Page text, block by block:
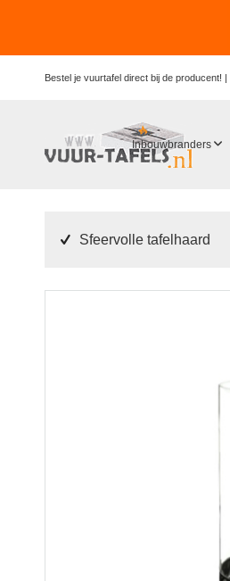
Bestel je vuurtafel direct bij de producent! |
Inbouwbranders
Sfeervolle tafelhaard